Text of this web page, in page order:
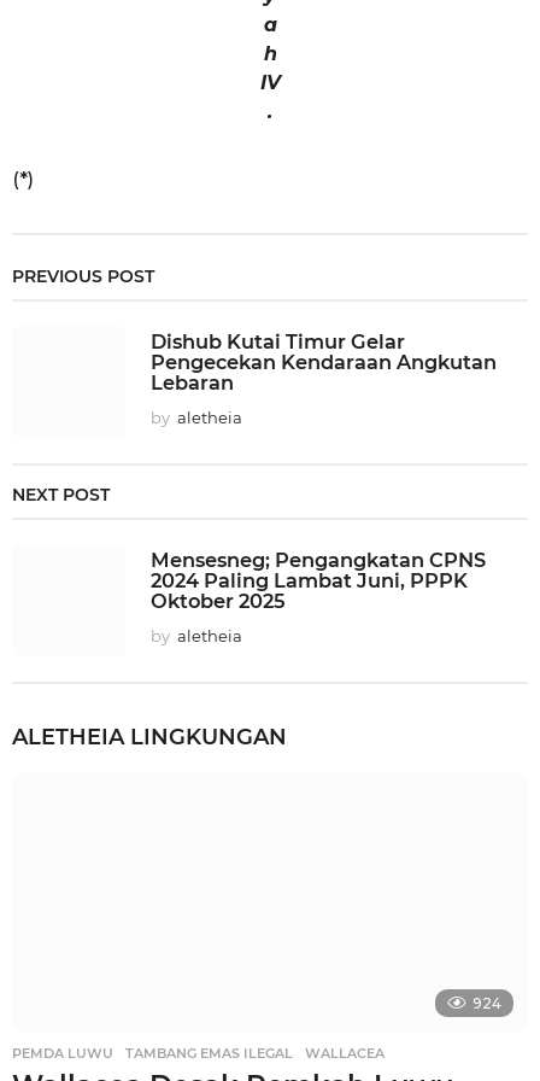
a
h
IV
.
(*)
PREVIOUS POST
Dishub Kutai Timur Gelar
Pengecekan Kendaraan Angkutan
Lebaran
by aletheia
NEXT POST
Mensesneg; Pengangkatan CPNS
2024 Paling Lambat Juni, PPPK
Oktober 2025
by aletheia
ALETHEIA LINGKUNGAN
924
PEMDA LUWU ,TAMBANG EMAS ILEGAL ,WALLACEA